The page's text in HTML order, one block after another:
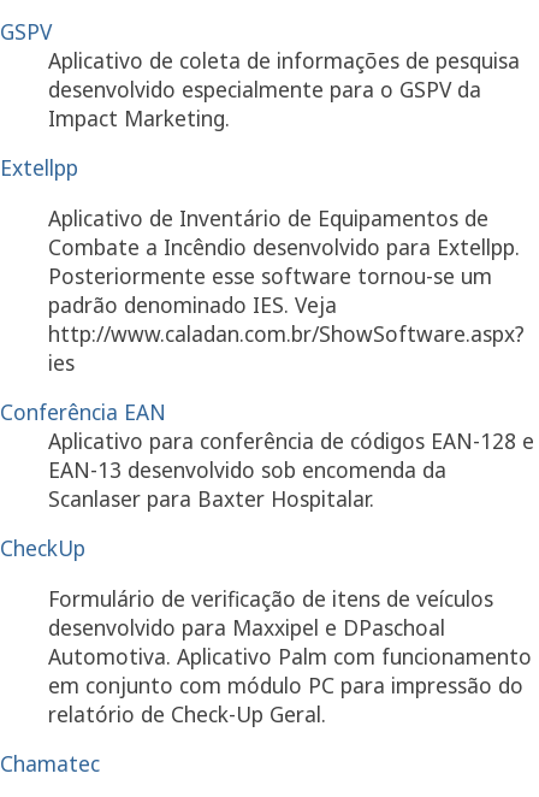
GSPV
Aplicativo de coleta de informações de pesquisa
desenvolvido especialmente para o GSPV da
Impact Marketing.
Extellpp
Aplicativo de Inventário de Equipamentos de
Combate a Incêndio desenvolvido para Extellpp.
Posteriormente esse software tornou-se um
padrão denominado IES. Veja
http://www.caladan.com.br/ShowSoftware.aspx?
ies
Conferência EAN
Aplicativo para conferência de códigos EAN-128 e
EAN-13 desenvolvido sob encomenda da
Scanlaser para Baxter Hospitalar.
CheckUp
Formulário de verificação de itens de veículos
desenvolvido para Maxxipel e DPaschoal
Automotiva. Aplicativo Palm com funcionamento
em conjunto com módulo PC para impressão do
relatório de Check-Up Geral.
Chamatec